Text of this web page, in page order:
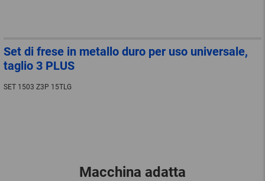
Set di frese in metallo duro per uso universale,
taglio 3 PLUS
SET 1503 Z3P 15TLG
Macchina adatta